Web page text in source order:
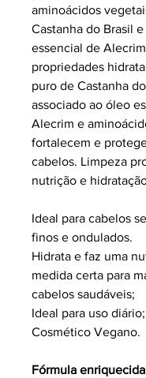
aminoácidos
Castanha do Brasil
essencial de
propriedades
puro de Castanha
associado ao óleo
Alecrim e
fortalecem e
cabelos. Limpeza
nutrição e
Ideal para cabelos
finos e ondulados.
Hidrata e faz uma
medida certa para
cabelos saudáveis;
Ideal para uso diário;
Cosmético Vegano.
Fórmula